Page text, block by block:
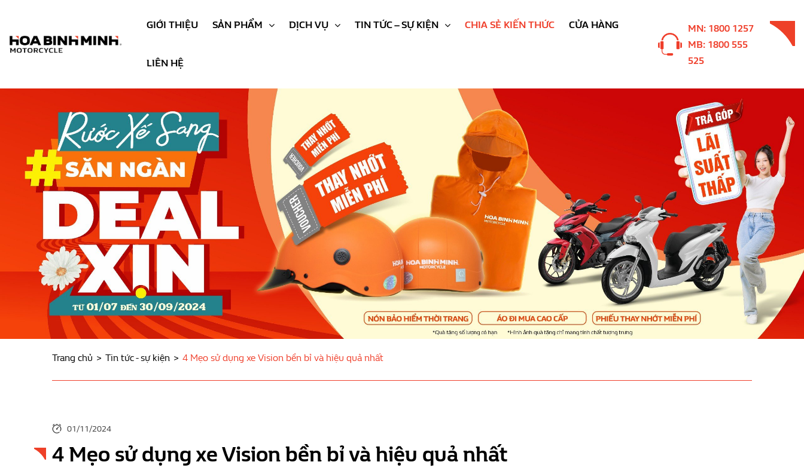
GIỚI THIỆU SẢN PHẨM DỊCH VỤ TIN TỨC – SỰ KIỆN CHIA SẺ KIẾN THỨC CỬA HÀNG
LIÊN HỆ
MN: 1800 1257
MB: 1800 555
525
Trang chủ Tin tức - sự kiện 4 Mẹo sử dụng xe Vision bền bỉ và hiệu quả nhất
01/11/2024
4 Mẹo sử dụng xe Vision bền bỉ và hiệu quả nhất